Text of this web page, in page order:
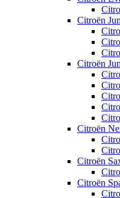
Citroën
Citroën
Citroën
Citroën
Citroën